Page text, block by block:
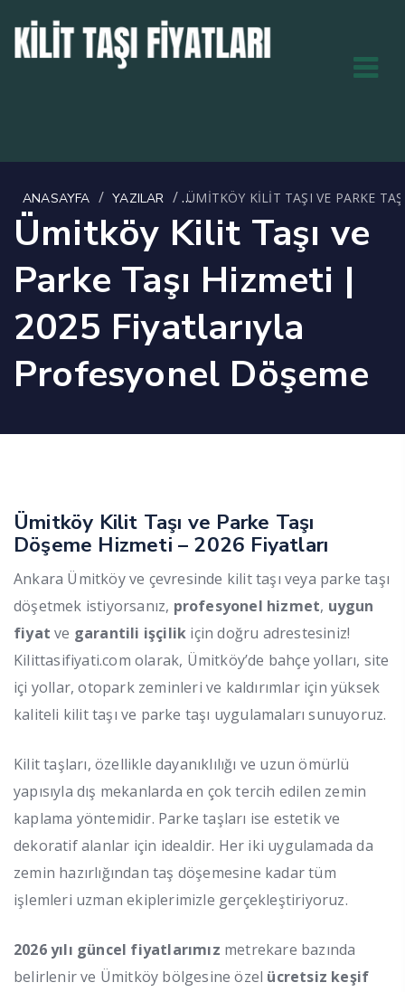
ANASAYFA / YAZILAR / ÜMITKÖY KILIT TAŞI VE PARKE
Ümitköy Kilit Taşı ve
Parke Taşı Hizmeti |
2025 Fiyatlarıyla
Profesyonel Döşeme
Ümitköy Kilit Taşı ve Parke Taşı
Döşeme Hizmeti – 2026 Fiyatları
Ankara Ümitköy ve çevresinde kilit taşı veya parke taşı
döşetmek istiyorsanız, profesyonel hizmet, uygun
fiyat ve garantili işçilik için doğru adrestesiniz!
Kilittasifiyati.com olarak, Ümitköy’de bahçe yolları, site
içi yollar, otopark zeminleri ve kaldırımlar için yüksek
kaliteli kilit taşı ve parke taşı uygulamaları sunuyoruz.
Kilit taşları, özellikle dayanıklılığı ve uzun ömürlü
yapısıyla dış mekanlarda en çok tercih edilen zemin
kaplama yöntemidir. Parke taşları ise estetik ve
dekoratif alanlar için idealdir. Her iki uygulamada da
zemin hazırlığından taş döşemesine kadar tüm
işlemleri uzman ekiplerimizle gerçekleştiriyoruz.
2026 yılı güncel fiyatlarımız metrekare bazında
belirlenir ve Ümitköy bölgesine özel ücretsiz keşif